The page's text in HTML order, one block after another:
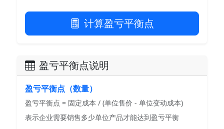
计算盈亏平衡点
盈亏平衡点说明
盈亏平衡点（数量）
盈亏平衡点 = 固定成本 / (单位售价 - 单位变动成本)
表示企业需要销售多少单位产品才能达到盈亏平衡